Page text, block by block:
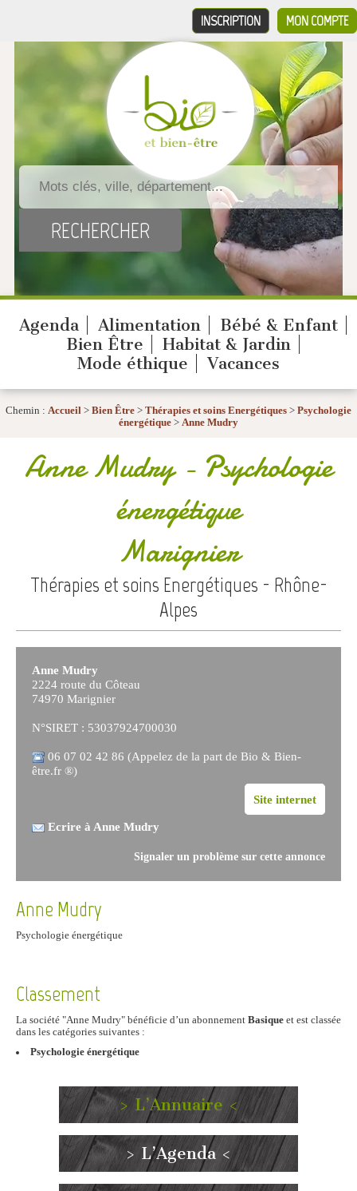
MON COMPTE
INSCRIPTION
Agenda Alimentation
Bébé & Enfant
Bien Être
Habitat & Jardin
Mode éthique
Vacances
Chemin : Accueil > Bien Être > Thérapies et soins Energétiques > Psychologie
énergétique > Anne Mudry
Anne Mudry- Psychologie
énergétique
Marignier
Thérapies et soins Energétiques - Rhône-
Alpes
Anne Mudry
2224 route du Côteau
74970 Marignier
N°SIRET : 53037924700030
06 07 02 42 86 (Appelez de la part de Bio & Bien-
être.fr ®)
Site internet
Ecrire à Anne Mudry
Signaler un problème sur cette annonce
Anne Mudry
Psychologie énergétique
Classement
La société "Anne Mudry" bénéficie d’un abonnement Basique et est classée
dans les catégories suivantes :
Psychologie énergétique
> L’Annuaire <
> L’Agenda <